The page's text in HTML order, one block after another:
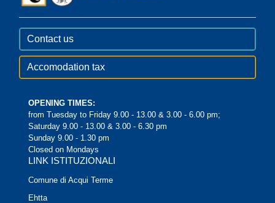
Contact us
Accomodation tax
OPENING TIMES:
from Tuesday to Friday 9.00 - 13.00 & 3.00 - 6.00 pm;
Saturday 9.00 - 13.00 & 3.00 - 6.30 pm
Sunday 9.00 - 1.30 pm
Closed on Mondays
LINK ISTITUZIONALI
Comune di Acqui Terme
Ehtta